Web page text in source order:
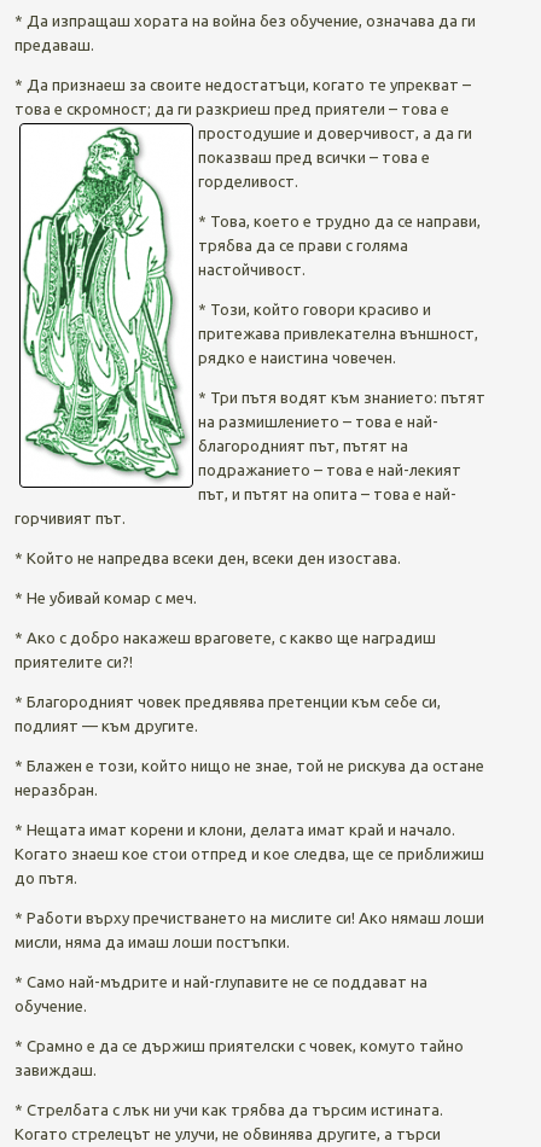
* Да изпращаш хората на война без обучение, означава да ги
предаваш.
* Да признаеш за своите недостатъци, когато те упрекват –
това е скромност; да ги разкриеш пред приятели – това е
простодушие и доверчивост, а да ги
показваш пред всички – това е
горделивост.
* Това, което е трудно да се направи,
трябва да се прави с голяма
настойчивост.
* Този, който говори красиво и
притежава привлекателна външност,
рядко е наистина човечен.
* Три пътя водят към знанието: пътят
на размишлението – това е най-
благородният път, пътят на
подражанието – това е най-лекият
път, и пътят на опита – това е най-
горчивият път.
* Който не напредва всеки ден, всеки ден изостава.
* Не убивай комар с меч.
* Ако с добро накажеш враговете, с какво ще наградиш
приятелите си?!
* Благородният човек предявява претенции към себе си,
подлият — към другите.
* Блажен е този, който нищо не знае, той не рискува да остане
неразбран.
* Нещата имат корени и клони, делата имат край и начало.
Когато знаеш кое стои отпред и кое следва, ще се приближиш
до пътя.
* Работи върху пречистването на мислите си! Ако нямаш лоши
мисли, няма да имаш лоши постъпки.
* Само най-мъдрите и най-глупавите не се поддават на
обучение.
* Срамно е да се държиш приятелски с човек, комуто тайно
завиждаш.
* Стрелбата с лък ни учи как трябва да търсим истината.
Когато стрелецът не улучи, не обвинява другите, а търси